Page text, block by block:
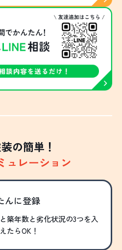
の簡単！
ュレーション
んに登録
築年数と劣化状況の3つを入
たらOK！